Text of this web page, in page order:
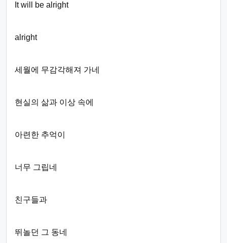
It will be alright
alright
세월에 무감각해져 가네
현실의 삶과 이상 속에
아련한 추억이
너무 그립네
친구들과
뛰놀던 그 동네